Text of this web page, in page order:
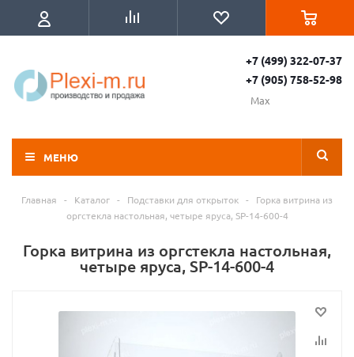
+7 (499) 322-07-37
+7 (905) 758-52-98
Max
МЕНЮ
Главная - Каталог - Подставки для открыток -
Горка витрина из
оргстекла настольная, четыре яруса, SP-14-600-4
Горка витрина из оргстекла настольная,
четыре яруса, SP-14-600-4